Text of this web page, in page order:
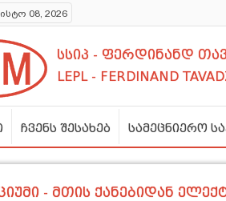
08, 2026
სსიპ - ფერდინანდ
LEPL - FERDINAND
ჩვენს შესახებ სამეცნიერო
- მთის ქანებიდან